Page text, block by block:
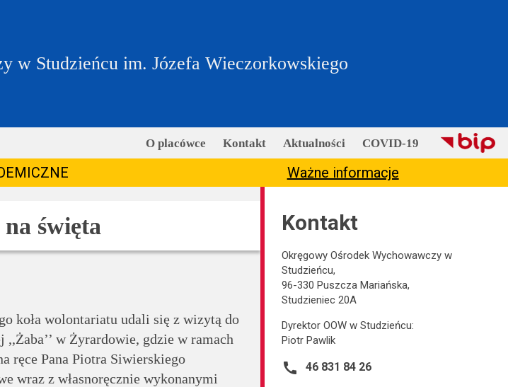
w Studzieńcu im. Józefa Wieczorkowskiego
O placówce Kontakt Aktualności COVID-19
Ważne informacje
święta
koła wolontariatu udali się z wizytą do
w Żyrardowie, gdzie w ramach
ręce Pana Piotra Siwierskiego
wraz z własnoręcznie wykonanymi
Kontakt
Okręgowy Ośrodek Wychowawczy w
Studzieńcu,
96-330 Puszcza Mariańska,
Studzieniec 20A
Dyrektor OOW w Studzieńcu:
Piotr Pawlik
call 46 831 84 26